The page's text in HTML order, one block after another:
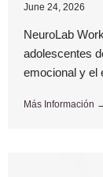
June 24, 2026
NeuroLab
adolescentes
emocional y el
Más Información